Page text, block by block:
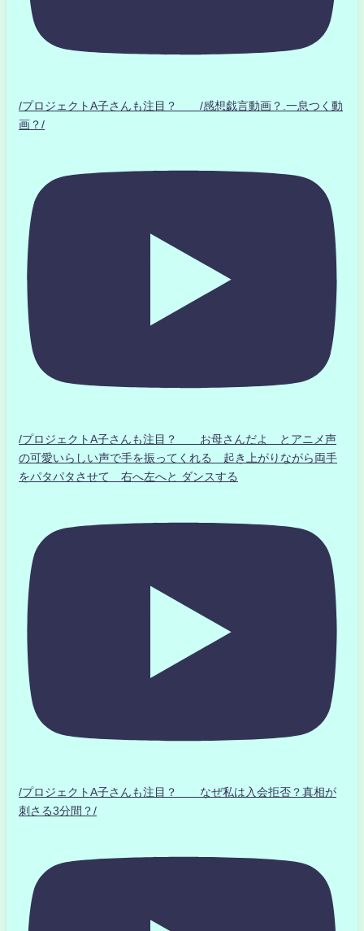
/プロジェクトA子さんも注目？ /感想戯言動画？.一息つく動
画？/
/プロジェクトA子さんも注目？ お母さんだよ とアニメ声
の可愛いらしい声で手を振ってくれる 起き上がりながら両手
をパタパタさせて 右へ左へと ダンスする
/プロジェクトA子さんも注目？ なぜ私は入会拒否？真相が
刺さる3分間？/